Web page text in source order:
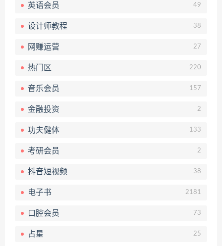
英语会员 49
设计师教程 38
网赚运营 27
热门区 220
音乐会员 157
金融投资 2
功夫健体 133
考研会员 2
抖音短视频 38
电子书 2181
口腔会员 73
占星 25